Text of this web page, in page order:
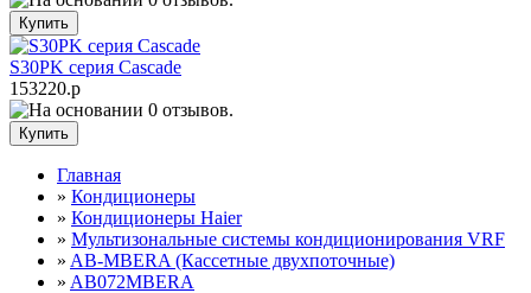
S30PK серия Cascade
153220.р
Главная
» Кондиционеры
» Кондиционеры Haier
» Мультизональные системы кондиционирования VRF
» AB-MBERA (Кассетные двухпоточные)
» AB072MBERA